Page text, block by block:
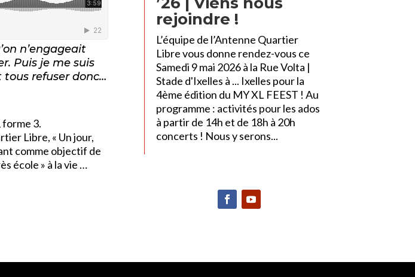
n’engageait
Puis je me suis
tous refuser donc…
forme 3.
Libre, « Un jour,
comme objectif de
école » à la vie …
rejoindre !
L’équipe de l’Antenne Quartier
Libre vous donne rendez-vous ce
Samedi 9 mai 2026 à la Rue Volta |
Stade d'Ixelles à ... Ixelles pour la
4ème édition du MY XL FEEST ! Au
programme : activités pour les ados
à partir de 14h et de 18h à 20h
concerts ! Nous y serons...